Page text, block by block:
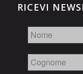
RICEVI
Nome
Cognome